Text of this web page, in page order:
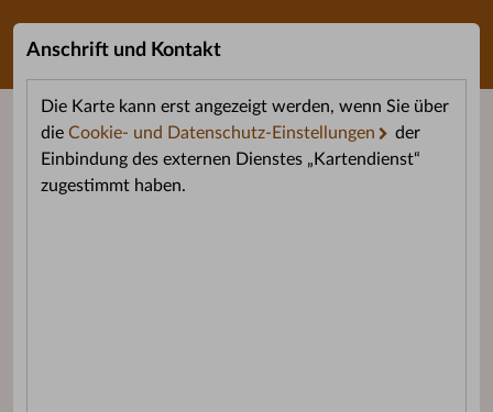
Anschrift und Kontakt
Die Karte kann erst angezeigt werden, wenn Sie über
die Cookie- und Datenschutz-Einstellungen
der
Einbindung des externen Dienstes „Kartendienst“
zugestimmt haben.